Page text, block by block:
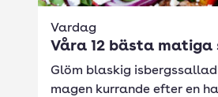
Vardag
Våra 12 bästa
Glöm blaskig
magen kurrande efter en